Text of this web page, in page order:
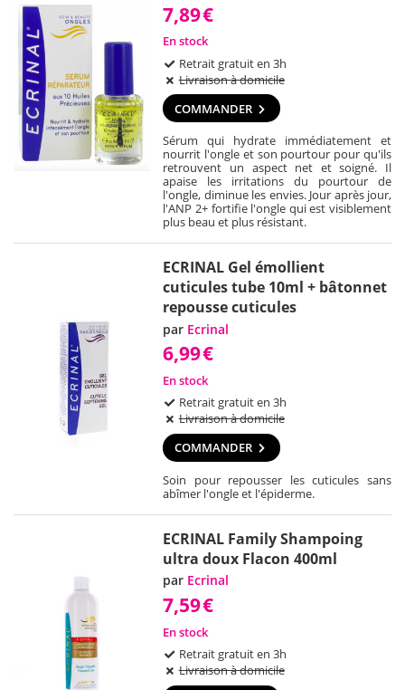
7,89€
En stock
Retrait gratuit en 3h
Livraison à domicile
COMMANDER
Sérum qui hydrate immédiatement et
nourrit l'ongle et son pourtour pour qu'ils
retrouvent un aspect net et soigné. Il
apaise les irritations du pourtour de
l'ongle, diminue les envies. Jour après jour,
l'ANP 2+ fortifie l'ongle qui est visiblement
plus beau et plus résistant.
ECRINAL Gel émollient
cuticules tube 10ml + bâtonnet
repousse cuticules
par Ecrinal
6,99€
En stock
Retrait gratuit en 3h
Livraison à domicile
COMMANDER
Soin pour repousser les cuticules sans
abîmer l'ongle et l'épiderme.
ECRINAL Family Shampoing
ultra doux Flacon 400ml
par Ecrinal
7,59€
En stock
Retrait gratuit en 3h
Livraison à domicile